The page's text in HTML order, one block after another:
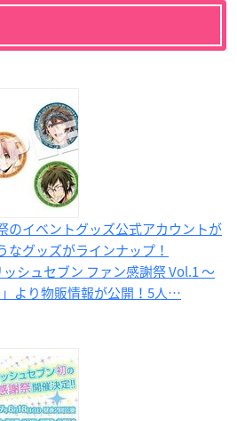
のイベントグッズ公式アカウントが
グッズがラインナップ！
シュセブン ファン感謝祭 Vol.1 ～
より物販情報が公開！5人…